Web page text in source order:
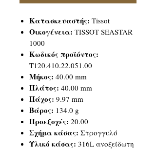
Κατασκευαστής: Tissot
Οικογένεια: TISSOT SEASTAR
1000
Κωδικός προϊόντος:
T120.410.22.051.00
Μήκος: 40.00 mm
Πλάτος: 40.00 mm
Πάχος: 9.97 mm
Βάρος: 134.0 g
Προεξοχές: 20.00
Σχήμα κάσας: Στρογγυλό
Υλικό κάσας: 316L ανοξείδωτη